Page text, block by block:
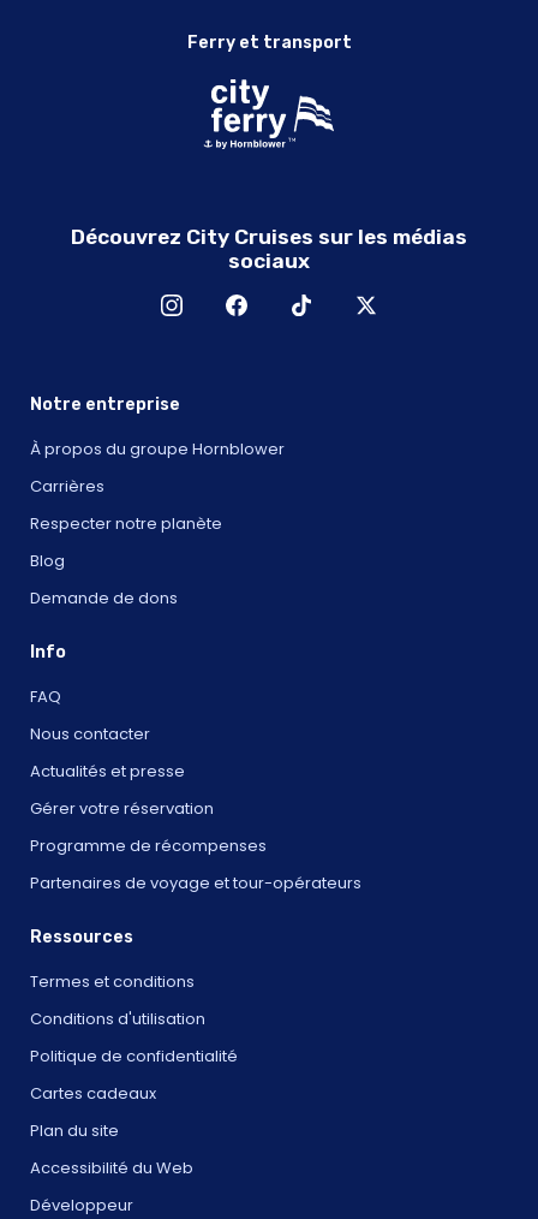
Ferry et transport
Découvrez City Cruises sur les médias
sociaux
Notre entreprise
À propos du groupe Hornblower
Carrières
Respecter notre planète
Blog
Demande de dons
Info
FAQ
Nous contacter
Actualités et presse
Gérer votre réservation
Programme de récompenses
Partenaires de voyage et tour-opérateurs
Ressources
Termes et conditions
Conditions d'utilisation
Politique de confidentialité
Cartes cadeaux
Plan du site
Accessibilité du Web
Développeur